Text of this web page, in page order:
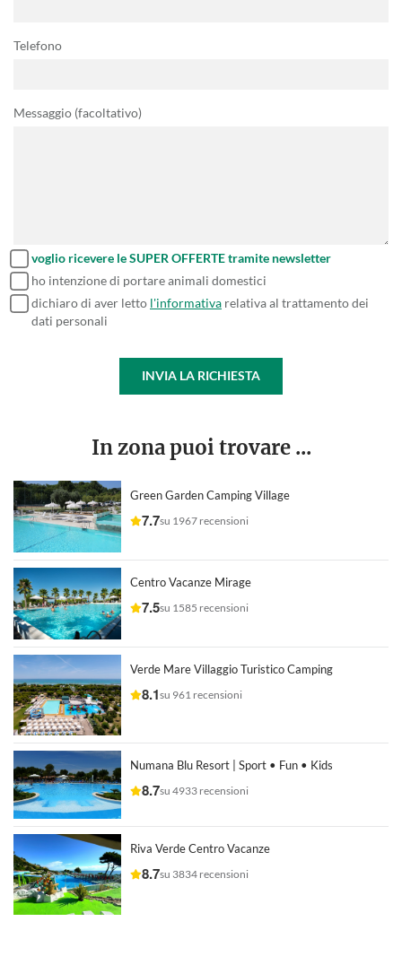
Telefono
Messaggio (facoltativo)
voglio ricevere le SUPER OFFERTE tramite newsletter
ho intenzione di portare animali domestici
dichiaro di aver letto l'informativa relativa al trattamento dei
dati personali
INVIA LA RICHIESTA
In zona puoi trovare ...
Green Garden Camping Village
7.7su 1967 recensioni
Centro Vacanze Mirage
7.5su 1585 recensioni
Verde Mare Villaggio Turistico Camping
8.1su 961 recensioni
Numana Blu Resort | Sport • Fun • Kids
8.7su 4933 recensioni
Riva Verde Centro Vacanze
8.7su 3834 recensioni